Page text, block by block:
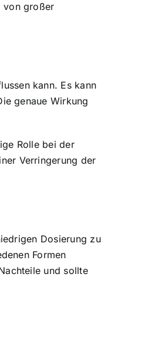
von großer
kann. Es kann
genaue Wirkung
Rolle bei der
Verringerung der
Dosierung zu
Formen
und sollte